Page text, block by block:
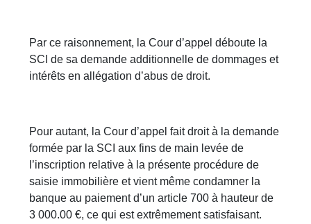
Par ce raisonnement, la Cour d’appel déboute la
SCI de sa demande additionnelle de dommages et
intérêts en allégation d’abus de droit.
Pour autant, la Cour d’appel fait droit à la demande
formée par la SCI aux fins de main levée de
l’inscription relative à la présente procédure de
saisie immobilière et vient même condamner la
banque au paiement d’un article 700 à hauteur de
3 000.00 €, ce qui est extrêmement satisfaisant.